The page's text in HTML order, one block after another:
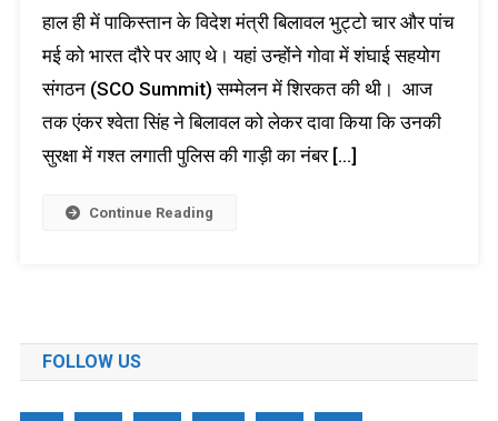
हाल ही में पाकिस्तान के विदेश मंत्री बिलावल भुट्टो चार और पांच
मई को भारत दौरे पर आए थे। यहां उन्होंने गोवा में शंघाई सहयोग
संगठन (SCO Summit) सम्मेलन में शिरकत की थी। आज
तक एंकर श्वेता सिंह ने बिलावल को लेकर दावा किया कि उनकी
सुरक्षा में गश्त लगाती पुलिस की गाड़ी का नंबर […]
Continue Reading
FOLLOW US